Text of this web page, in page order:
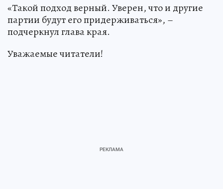
«Такой подход верный. Уверен, что и другие
партии будут его придерживаться», –
подчеркнул глава края.
Уважаемые читатели!